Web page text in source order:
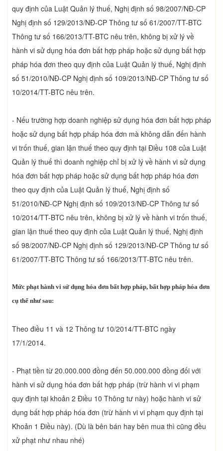
quy định của Luật Quản lý thuế, Nghị định số 98/2007/NĐ-CP
Nghị định số 129/2013/NĐ-CP Thông tư số 61/2007/TT-BTC
Thông tư số 166/2013/TT-BTC nêu trên, không bị xử lý về
hành vi sử dụng hóa đơn bất hợp pháp hoặc sử dụng bất hợp
pháp hóa đơn theo quy định của Luật Quản lý thuế, Nghị định
số 51/2010/NĐ-CP Nghị định số 109/2013/NĐ-CP Thông tư số
10/2014/TT-BTC nêu trên.
- Nếu trường hợp doanh nghiệp sử dụng hóa đơn bất hợp pháp
hoặc sử dụng bất hợp pháp hóa đơn mà không dẫn đến hành
vi trốn thuế, gian lận thuế theo quy định tại Điều 108 của Luật
Quản lý thuế thì doanh nghiệp chỉ bị xử lý về hành vi sử dụng
hóa đơn bất hợp pháp hoặc sử dụng bất hợp pháp hóa đơn
theo quy định của Luật Quản lý thuế, Nghị định số
51/2010/NĐ-CP Nghị định số 109/2013/NĐ-CP Thông tư số
10/2014/TT-BTC nêu trên, không bị xử lý về hành vi trốn thuế,
gian lận thuế theo quy định của Luật Quản lý thuế, Nghị định
số 98/2007/NĐ-CP Nghị định số 129/2013/NĐ-CP Thông tư số
61/2007/TT-BTC Thông tư số 166/2013/TT-BTC nêu trên.
Mức phạt hành vi sử dụng hóa đơn bất hợp pháp, bất hợp pháp hóa đơn
cụ thể như sau:
Theo điều 11 và 12 Thông tư 10/2014/TT-BTC ngày
17/1/2014.
- Phạt tiền từ 20.000.000 đồng đến 50.000.000 đồng đối với
hành vi sử dụng hóa đơn bất hợp pháp (trừ hành vi vi phạm
quy định tại khoản 2 Điều 10 Thông tư này) hoặc hành vi sử
dụng bất hợp pháp hóa đơn (trừ hành vi vi phạm quy định tại
Khoản 1 Điều này). (Dù là bên bán hay bên mua thì cũng đều
xử phạt như nhau nhé)